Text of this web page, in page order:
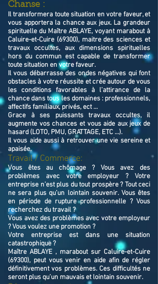
Chanse :
Il transformera toute situation en votre faveur, et
vous apportera la chance aux jeux. La grandeur
spirituelle du Maître ABLAYE, voyant marabout à
Caluire-et-Cuire (69300), maitre des sciences et
travaux occultes, aux dimensions spirituelles
hors du commun est capable de transformer
toute situation en votre faveur.
Il vous débarrasse des ondes négatives qui font
obstacles à votre réussite et crée autour de vous
les conditions favorables à l’attirance de la
chance dans tous les domaines : professionnels,
affectifs familiaux, privés, ect ...
Grace à ses puissants travaux occultes, il
augmente vos chances et vous aide aux jeux de
hasard (LOTO, PMU, GRATTAGE, ETC ...).
Il vous aide aussi à retrouver une vie sereine et
apaisée.
Travail / Commerce:
Vous êtes au chômage ? Vous avez des
problèmes avec votre employeur ? Votre
entreprise n’est plus du tout prospère ? Tout ceci
ne sera plus qu’un lointain souvenir. Vous êtes
en période de rupture professionnelle ? Vous
recherchez du travail ?
Vous avez des problèmes avec votre employeur
? Vous voulez une promotion ?
Votre entreprise est dans une situation
catastrophique ?
Maître ABLAYE , marabout sur Caluire-et-Cuire
(69300), peut vous venir en aide afin de régler
définitivement vos problèmes. Ces difficultés ne
seront plus qu’un mauvais et lointain souvenir.